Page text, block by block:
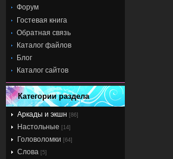
Форум
Гостевая книга
Обратная связь
Каталог файлов
Блог
Каталог сайтов
Категории раздела
Аркады и экшн [86]
Настольные [14]
Головоломки [64]
Слова [5]